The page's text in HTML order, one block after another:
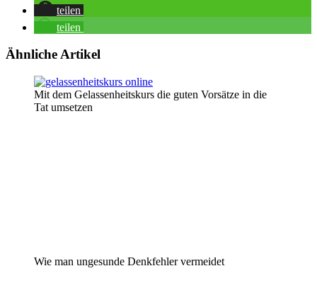
teilen
teilen
Ähnliche Artikel
Mit dem Gelassenheitskurs die guten Vorsätze in die
Tat umsetzen
Wie man ungesunde Denkfehler vermeidet